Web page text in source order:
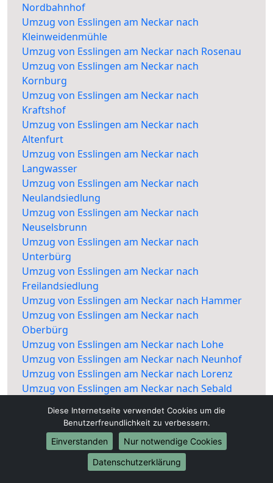
Nordbahnhof
Umzug von Esslingen am Neckar nach
Kleinweidenmühle
Umzug von Esslingen am Neckar nach Rosenau
Umzug von Esslingen am Neckar nach
Kornburg
Umzug von Esslingen am Neckar nach
Kraftshof
Umzug von Esslingen am Neckar nach
Altenfurt
Umzug von Esslingen am Neckar nach
Langwasser
Umzug von Esslingen am Neckar nach
Neulandsiedlung
Umzug von Esslingen am Neckar nach
Neuselsbrunn
Umzug von Esslingen am Neckar nach
Unterbürg
Umzug von Esslingen am Neckar nach
Freilandsiedlung
Umzug von Esslingen am Neckar nach Hammer
Umzug von Esslingen am Neckar nach
Oberbürg
Umzug von Esslingen am Neckar nach Lohe
Umzug von Esslingen am Neckar nach Neunhof
Umzug von Esslingen am Neckar nach Lorenz
Umzug von Esslingen am Neckar nach Sebald
Holzheim
Umzug von Esslingen am Neckar nach
Krottenbach
Umzug von Esslingen am Neckar nach Mühlhof
Diese Internetseite verwendet Cookies um die
Benutzerfreundlichkeit zu verbessern.
Einverstanden
Nur notwendige Cookies
Datenschutzerklärung